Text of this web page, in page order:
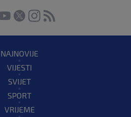
NAJNOVIJE
VIJESTI
SVIJET
SPORT
VRIJEME